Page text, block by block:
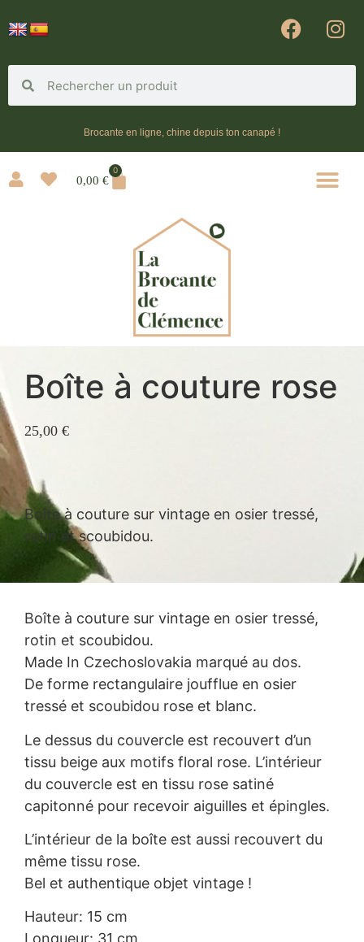
Brocante en ligne, chine depuis ton canapé !
0,00 €
0
Boîte à couture rose
25,00 €
Boîte à couture sur vintage en osier tressé,
rotin et scoubidou.
Boîte à couture sur vintage en osier tressé,
rotin et scoubidou.
Made In Czechoslovakia marqué au dos.
De forme rectangulaire joufflue en osier
tressé et scoubidou rose et blanc.
Le dessus du couvercle est recouvert d’un
tissu beige aux motifs floral rose. L’intérieur
du couvercle est en tissu rose satiné
capitonné pour recevoir aiguilles et épingles.
L’intérieur de la boîte est aussi recouvert du
même tissu rose.
Bel et authentique objet vintage !
Hauteur: 15 cm